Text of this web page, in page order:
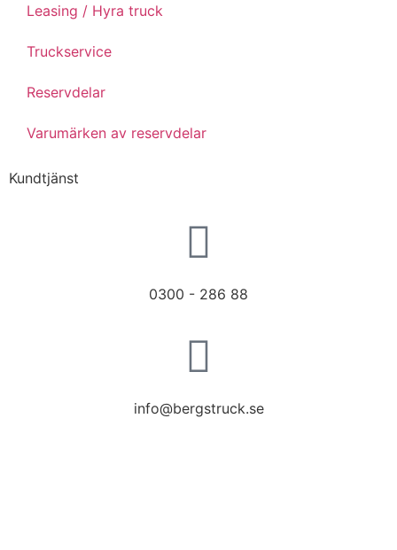
Leasing / Hyra truck
Truckservice
Reservdelar
Varumärken av reservdelar
Kundtjänst
0300 - 286 88
info@bergstruck.se